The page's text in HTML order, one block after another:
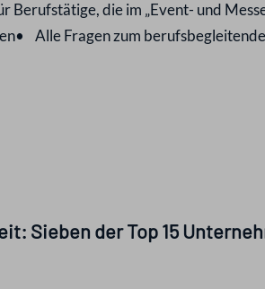
die im „Event- und
Alle Fragen zum
Sieben der Top 15